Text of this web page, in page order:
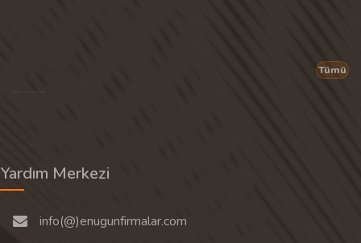
Tümü
Yardım Merkezi
info(@)enugunfirmalar.com